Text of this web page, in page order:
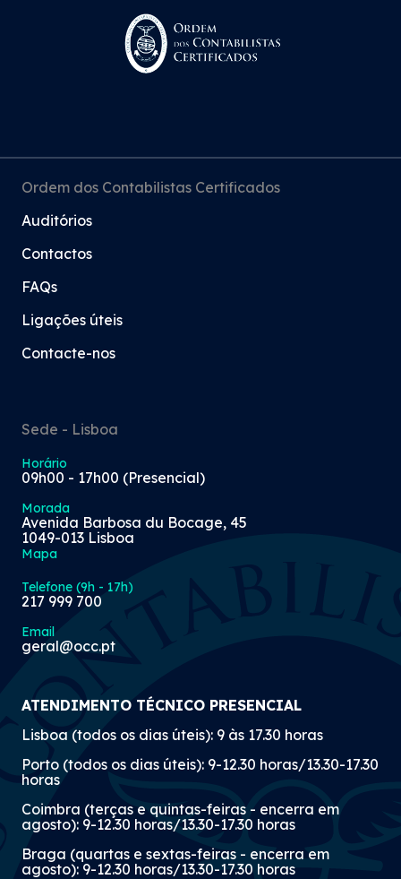
Ordem dos Contabilistas Certificados
Auditórios
Contactos
FAQs
Ligações úteis
Contacte-nos
Sede - Lisboa
Horário
09h00 - 17h00 (Presencial)
Morada
Avenida Barbosa du Bocage, 45
1049-013 Lisboa
Mapa
Telefone (9h - 17h)
217 999 700
Email
geral@occ.pt
ATENDIMENTO TÉCNICO PRESENCIAL
Lisboa (todos os dias úteis): 9 às 17.30 horas
Porto (todos os dias úteis): 9-12.30 horas/13.30-17.30
horas
Coimbra (terças e quintas-feiras - encerra em
agosto): 9-12.30 horas/13.30-17.30 horas
Braga (quartas e sextas-feiras - encerra em
agosto): 9-12.30 horas/13.30-17.30 horas